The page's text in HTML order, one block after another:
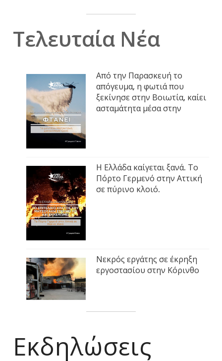
Τελευταία Νέα
Από την Παρασκευή το
απόγευμα, η φωτιά που
ξεκίνησε στην Βοιωτία, καίει
ασταμάτητα μέσα στην
Η Ελλάδα καίγεται ξανά. Το
Πόρτο Γερμενό στην Αττική
σε πύρινο κλοιό.
Νεκρός εργάτης σε έκρηξη
εργοστασίου στην Κόρινθο
Εκδηλώσεις